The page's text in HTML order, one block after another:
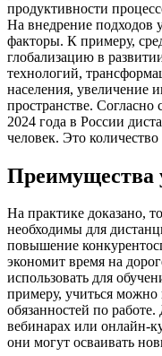
продуктивности
На внедрение подходов
факторы. К примеру,
глобализацию в
технологий,
населения, увеличение
пространстве. Согласно
2024 года в России
человек. Это количество
Преимущества
На практике доказано,
необходимы для
повышение
экономит время на
использовать для
примеру, учиться
обязанностей по
вебинарах или онлайн-
они могут осваивать